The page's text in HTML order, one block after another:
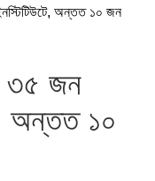
অন্তত ১০ জন
৩৫ জন
অন্তত ১০